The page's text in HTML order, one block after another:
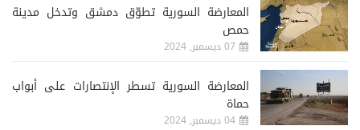
المعارضة السورية تطوّق دمشق وتدخل مدينة
حمص
07 ديسمبر, 2024
المعارضة السورية تسطر الإنتصارات على أبواب
حماة
04 ديسمبر, 2024